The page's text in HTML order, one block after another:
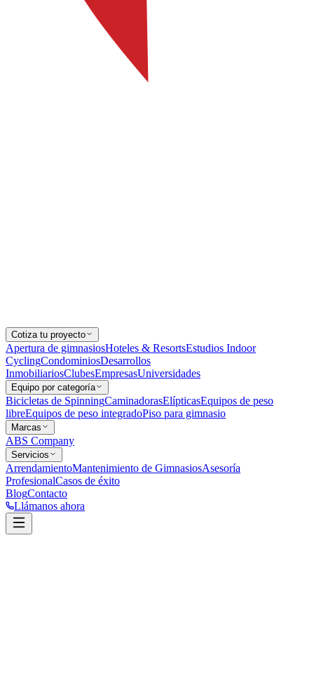
Cotiza tu proyecto
Apertura de gimnasiosHoteles & ResortsEstudios Indoor
CyclingCondominiosDesarrollos
InmobiliariosClubesEmpresasUniversidades
Equipo por categoría
Bicicletas de SpinningCaminadorasElípticasEquipos de peso
libreEquipos de peso integradoPiso para gimnasio
Marcas
ABS Company
Servicios
ArrendamientoMantenimiento de GimnasiosAsesoría
ProfesionalCasos de éxito
BlogContacto
Llámanos ahora